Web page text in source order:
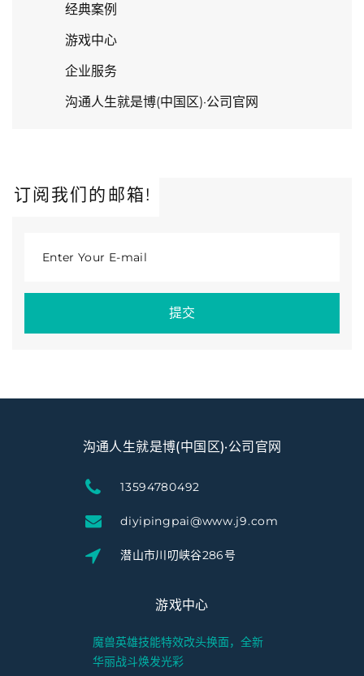
经典案例
游戏中心
企业服务
沟通人生就是博(中国区)·公司官网
订阅我们的邮箱!
Enter Your E-mail
提交
沟通人生就是博(中国区)·公司官网
13594780492
diyipingpai@www.j9.com
潜山市川叨峡谷286号
游戏中心
魔兽英雄技能特效改头换面，全新
华丽战斗焕发光彩